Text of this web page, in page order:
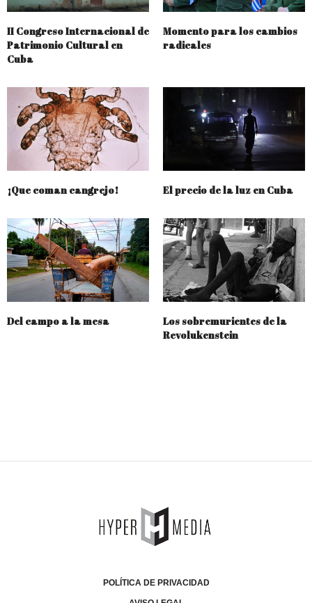
II Congreso Internacional de
Patrimonio Cultural en
Cuba
Momento para los cambios
radicales
¡Que coman cangrejo! El precio de la luz en Cuba
Del campo a la mesa
Los sobremurientes de la
Revolukenstein
POLÍTICA DE PRIVACIDAD